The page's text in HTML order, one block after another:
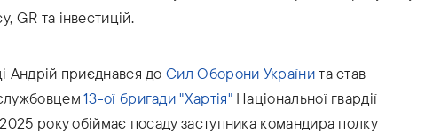
GR та інвестицій.
Андрій приєднався доСил Оборони Українита став
13-ої бригади "Хартія"Національної гвардії
року обіймає посаду заступника командира полку